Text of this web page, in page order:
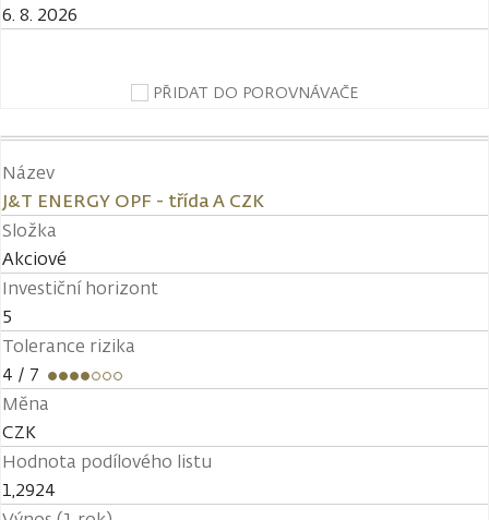
6. 8. 2026
PŘIDAT DO POROVNÁVAČE
Název
J&T ENERGY OPF - třída A CZK
Složka
Akciové
Investiční horizont
5
Tolerance rizika
4 / 7
Měna
CZK
Hodnota podílového listu
1,2924